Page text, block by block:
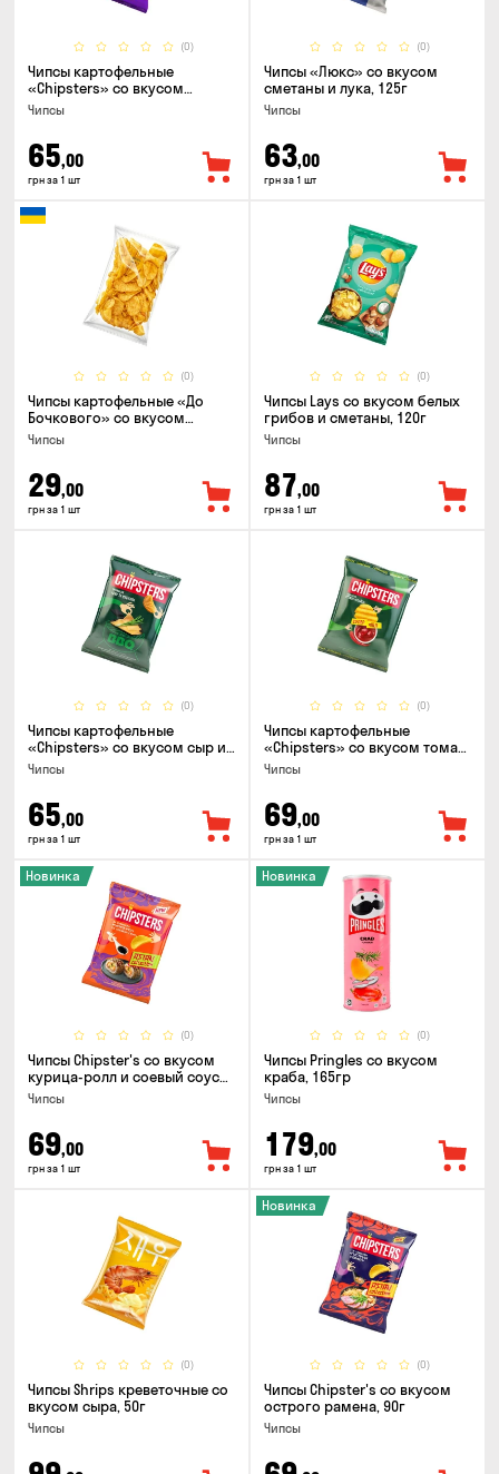
(0)
Чипсы картофельные
«Chipsters» со вкусом
острый удон, 100г
Чипсы
65,00
грн за 1 шт
(0)
Чипсы «Люкс» со вкусом
сметаны и лука, 125г
Чипсы
63,00
грн за 1 шт
(0)
Чипсы картофельные «До
Бочкового» со вкусом
сметаны с зеленью, 100г
Чипсы
29,00
грн за 1 шт
(0)
Чипсы Lays со вкусом белых
грибов и сметаны, 120г
Чипсы
87,00
грн за 1 шт
(0)
Чипсы картофельные
«Chipsters» со вкусом сыр и
лук, 95г
Чипсы
65,00
грн за 1 шт
(0)
Чипсы картофельные
«Chipsters» со вкусом томат
спайси, 95г
Чипсы
69,00
грн за 1 шт
(0)
Новинка
Чипсы Chipster's со вкусом
курица-ролл и соевый соус
90г
Чипсы
69,00
грн за 1 шт
(0)
Новинка
Чипсы Pringles со вкусом
краба, 165гр
Чипсы
179,00
грн за 1 шт
(0)
Чипсы Shrips креветочные со
вкусом сыра, 50г
Чипсы
(0)
Новинка
Чипсы Chipster's со вкусом
острого рамена, 90г
Чипсы